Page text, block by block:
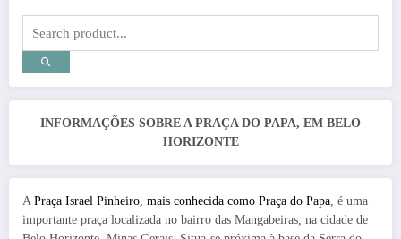
INFORMAÇÕES SOBRE A PRAÇA DO PAPA, EM BELO
HORIZONTE
A Praça Israel Pinheiro, mais conhecida como Praça do Papa, é uma
importante praça localizada no bairro das Mangabeiras, na cidade de